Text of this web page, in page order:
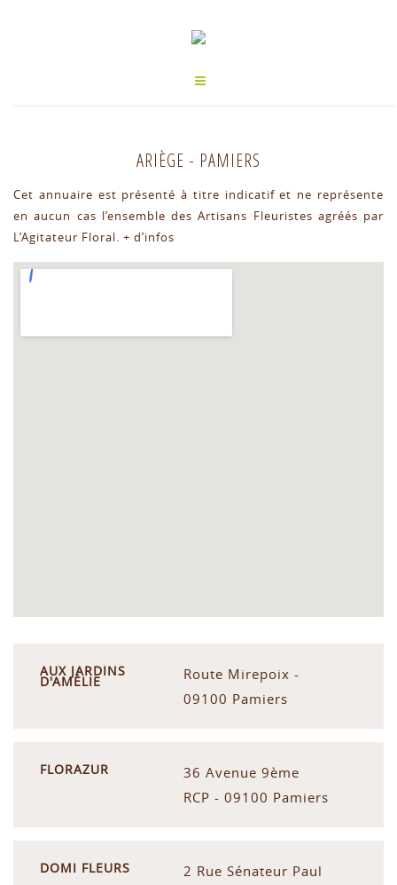
ARIÈGE - PAMIERS
Cet annuaire est présenté à titre indicatif et ne représente
en aucun cas l’ensemble des Artisans Fleuristes agréés par
L’Agitateur Floral. + d’infos
AUX JARDINS
D'AMÉLIE
Route Mirepoix -
09100 Pamiers
FLORAZUR
36 Avenue 9ème
RCP - 09100 Pamiers
DOMI FLEURS
2 Rue Sénateur Paul